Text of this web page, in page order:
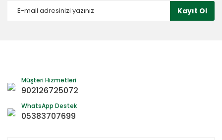
Kayıt Ol
Müşteri Hizmetleri
902126725072
WhatsApp Destek
05383707699